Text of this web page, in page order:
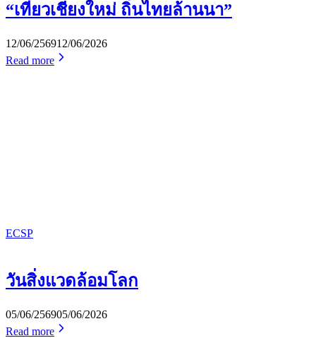
“เที่ยวเชียงใหม่ ถิ่นไทยล้านนา”
12/06/256912/06/2026
Read more
ECSP
วันสิ่งแวดล้อมโลก
05/06/256905/06/2026
Read more